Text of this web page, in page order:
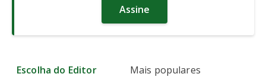
Assine
Escolha do Editor Mais populares